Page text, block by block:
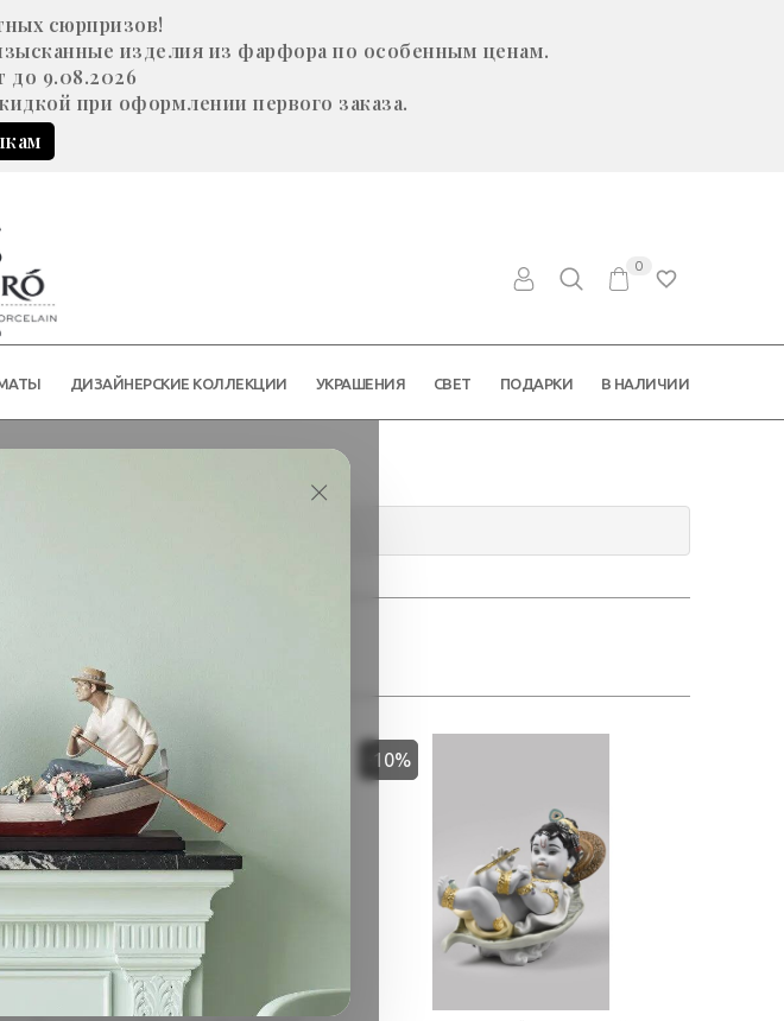
сюрпризов!
изделия из фарфора по особенным ценам.
до 9.08.2026
при оформлении первого заказа.
0
ДИЗАЙНЕРСКИЕ КОЛЛЕКЦИИ УКРАШЕНИЯ СВЕТ ПОДАРКИ В НАЛИЧИИ
×
-10%